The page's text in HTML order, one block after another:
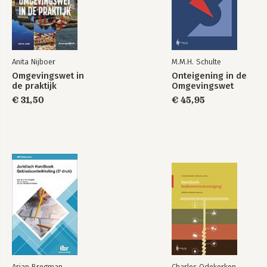
3.3 Doorwerking beleid en regelgeving 18
3.4 Advies en instemming 19
3.4.1 Advies 19
3.4.2 Instemming 21
4 De Omgevingswet en uitvoeringsregelgeving 23
4.1 Vervallen wetten 23
4.2 De Omgevingswet 24
4.3 Algemene maatregelen van bestuur 26
5 Kerninstrumenten 33
5.1 Zorgplicht 34
5.2 Omgevingswaarden 37
5.3 Omgevingsvisie 39
5.4 Programma 42
5.5 Decentrale regelgeving 45
5.6 Algemene rijksregels 49
5.7 Omgevingsvergunning 51
Anita Nijboer
Omgevingswet in
de praktijk
€ 31,50
M.M.H. Schulte
Onteigening in de
Omgevingswet
€ 45,95